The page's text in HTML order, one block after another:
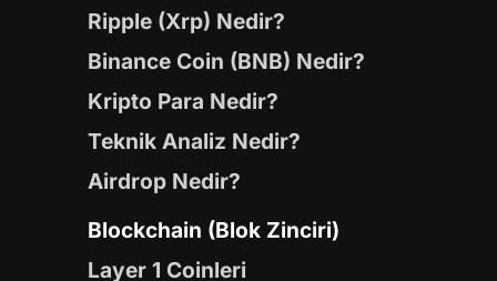
Ripple (Xrp) Nedir?
Binance Coin (BNB) Nedir?
Kripto Para Nedir?
Teknik Analiz Nedir?
Airdrop Nedir?
Blockchain (Blok Zinciri)
Layer 1 Coinleri